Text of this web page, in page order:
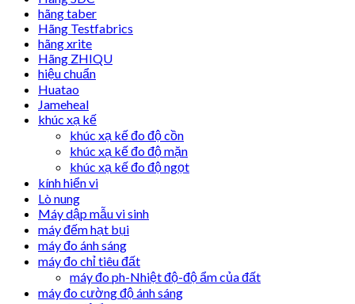
hãng taber
Hãng Testfabrics
hãng xrite
Hãng ZHIQU
hiệu chuẩn
Huatao
Jameheal
khúc xạ kế
khúc xạ kế đo độ cồn
khúc xạ kế đo độ mặn
khúc xạ kế đo độ ngọt
kính hiển vi
Lò nung
Máy dập mẫu vi sinh
máy đếm hạt bụi
máy đo ánh sáng
máy đo chỉ tiêu đất
máy đo ph-Nhiệt độ-độ ẩm của đất
máy đo cường độ ánh sáng